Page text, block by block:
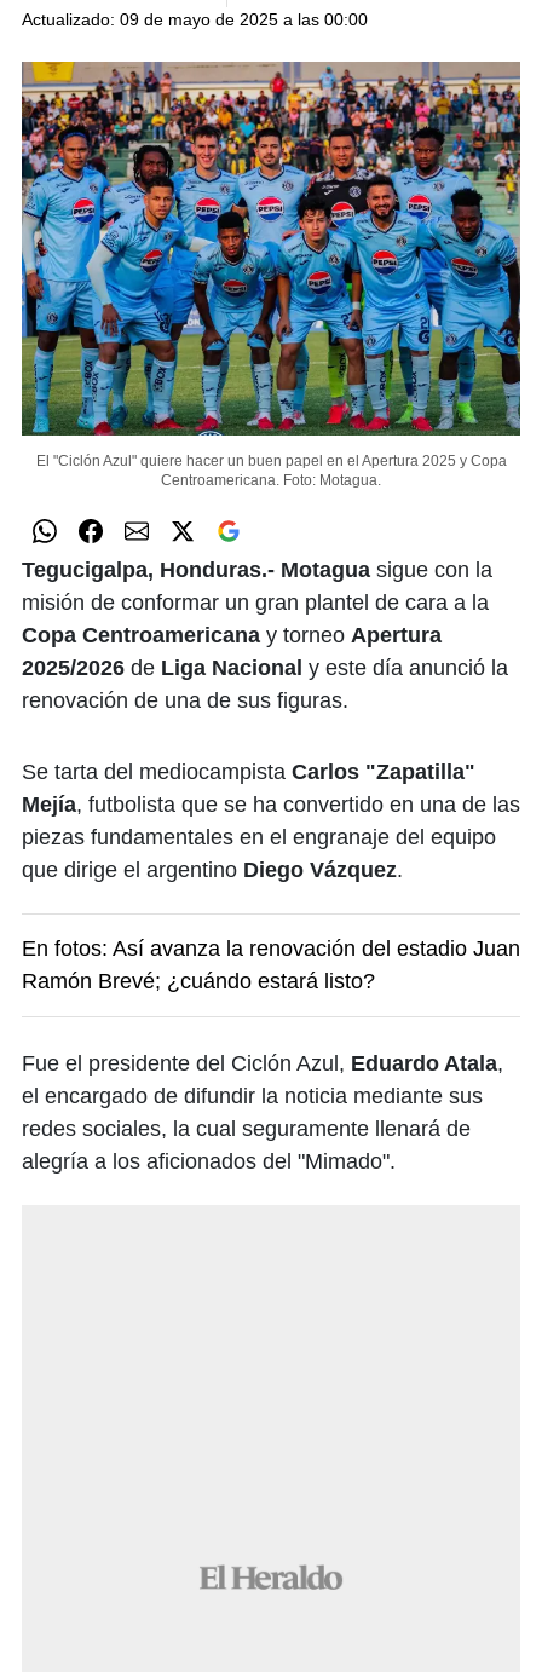
Actualizado: 09 de mayo de 2025 a las 00:00
El "Ciclón Azul" quiere hacer un buen papel en el Apertura 2025 y Copa
Centroamericana. Foto: Motagua.
Tegucigalpa, Honduras.- Motagua sigue con la
misión de conformar un gran plantel de cara a la
Copa Centroamericana y torneo Apertura
2025/2026 de Liga Nacional y este día anunció la
renovación de una de sus figuras.
Se tarta del mediocampista Carlos "Zapatilla"
Mejía, futbolista que se ha convertido en una de las
piezas fundamentales en el engranaje del equipo
que dirige el argentino Diego Vázquez.
En fotos: Así avanza la renovación del estadio Juan
Ramón Brevé; ¿cuándo estará listo?
Fue el presidente del Ciclón Azul, Eduardo Atala,
el encargado de difundir la noticia mediante sus
redes sociales, la cual seguramente llenará de
alegría a los aficionados del "Mimado".